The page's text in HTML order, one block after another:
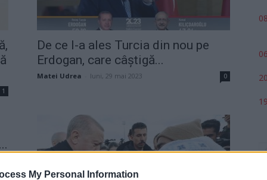
My Personal Information
1
De ce l-a ales Turcia din nou pe
Erdogan, care câștigă...
Matei Udrea luni, 29 mai 2023 0